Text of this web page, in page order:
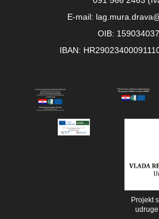
E-mail:
OIB:
IBAN:
Projekt